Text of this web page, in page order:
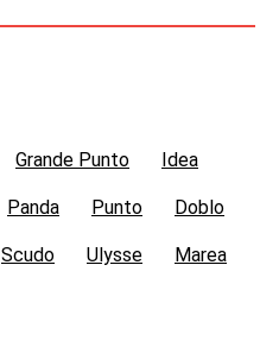
Grande Punto Idea
Panda Punto Doblo
Scudo Ulysse Marea